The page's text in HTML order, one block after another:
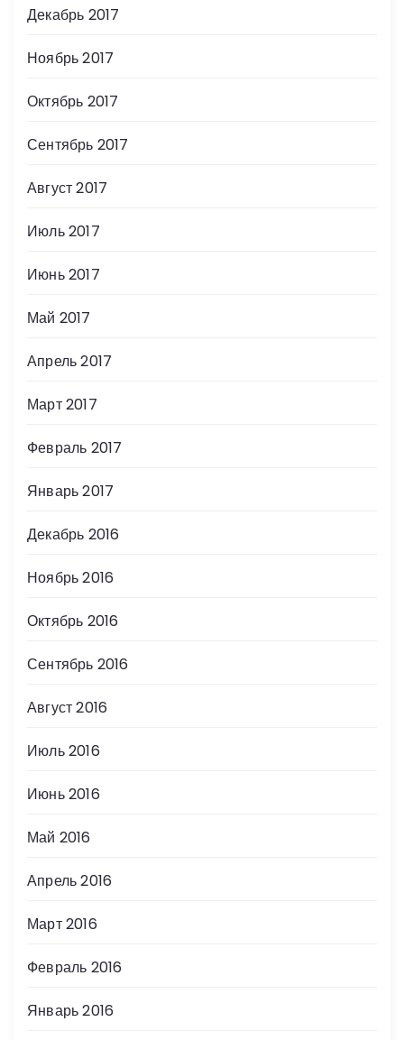
Декабрь 2017
Ноябрь 2017
Октябрь 2017
Сентябрь 2017
Август 2017
Июль 2017
Июнь 2017
Май 2017
Апрель 2017
Март 2017
Февраль 2017
Январь 2017
Декабрь 2016
Ноябрь 2016
Октябрь 2016
Сентябрь 2016
Август 2016
Июль 2016
Июнь 2016
Май 2016
Апрель 2016
Март 2016
Февраль 2016
Январь 2016